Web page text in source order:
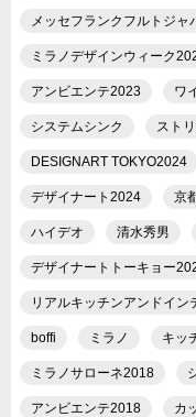
メッセフランクフルトジャ
ミラノデザインウィーク
アンビエンテ2023 ワ
システムシンク スト
DESIGNART TOKYO2024
デザイナート2024 京
ハイデオ 清水秀男
デザイナートトーキョー
リアルキッチンアンドイン
boffi ミラノ キッ
ミラノサローネ2018
アンビエンテ2018 カ